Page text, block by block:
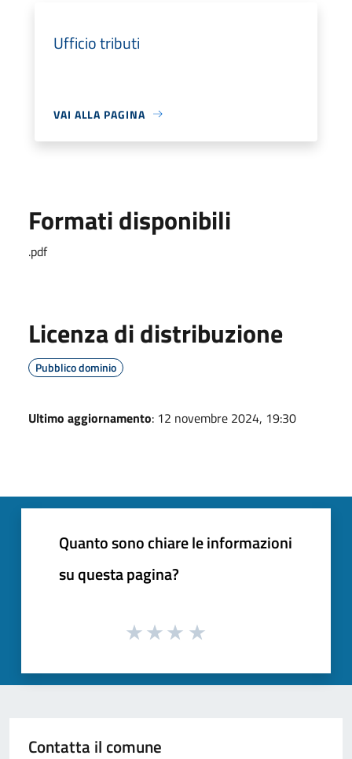
Ufficio tributi
VAI ALLA PAGINA
Formati disponibili
.pdf
Licenza di distribuzione
Pubblico dominio
Ultimo aggiornamento: 12 novembre 2024, 19:30
Quanto sono chiare le informazioni
su questa pagina?
Contatta il comune